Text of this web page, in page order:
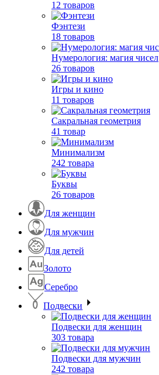
12 товаров
Фэнтези
18 товаров
Нумерология: магия чисел
26 товаров
Игры и кино
11 товаров
Сакральная геометрия
41 товар
Минимализм
242 товара
Буквы
26 товаров
Для женщин
Для мужчин
Для детей
Золото
Серебро
Подвески
Подвески для женщин
303 товара
Подвески для мужчин
242 товара